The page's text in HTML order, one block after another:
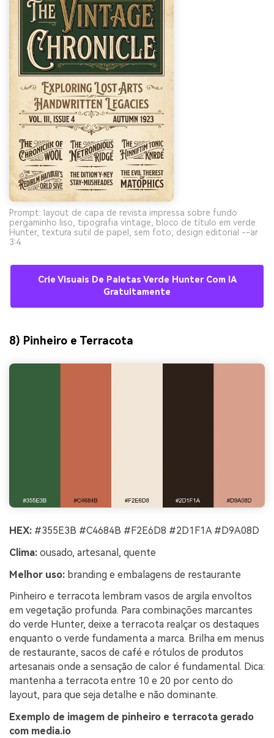
Prompt: layout de capa de revista impressa sobre fundo
pergaminho liso, tipografia vintage, bloco de título em verde
Hunter, textura sutil de papel, sem foto, design editorial --ar
3:4
Crie Visuais De Paletas Verde Hunter Com IA
Gratuitamente
8) Pinheiro e Terracota
HEX: #355E3B #C4684B #F2E6D8 #2D1F1A #D9A08D
Clima: ousado, artesanal, quente
Melhor uso: branding e embalagens de restaurante
Pinheiro e terracota lembram vasos de argila envoltos
em vegetação profunda. Para combinações marcantes
do verde Hunter, deixe a terracota realçar os destaques
enquanto o verde fundamenta a marca. Brilha em menus
de restaurante, sacos de café e rótulos de produtos
artesanais onde a sensação de calor é fundamental. Dica:
mantenha a terracota entre 10 e 20 por cento do
layout, para que seja detalhe e não dominante.
Exemplo de imagem de pinheiro e terracota gerado
com media.io